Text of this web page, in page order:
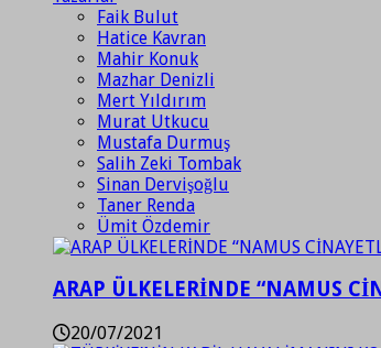
Faik Bulut
Hatice Kavran
Mahir Konuk
Mazhar Denizli
Mert Yıldırım
Murat Utkucu
Mustafa Durmuş
Salih Zeki Tombak
Sinan Dervişoğlu
Taner Renda
Ümit Özdemir
ARAP ÜLKELERİNDE “NAMUS
20/07/2021